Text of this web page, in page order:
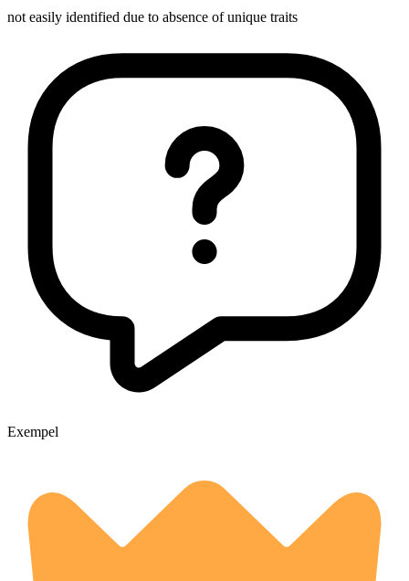
not easily identified due to absence of unique traits
Exempel